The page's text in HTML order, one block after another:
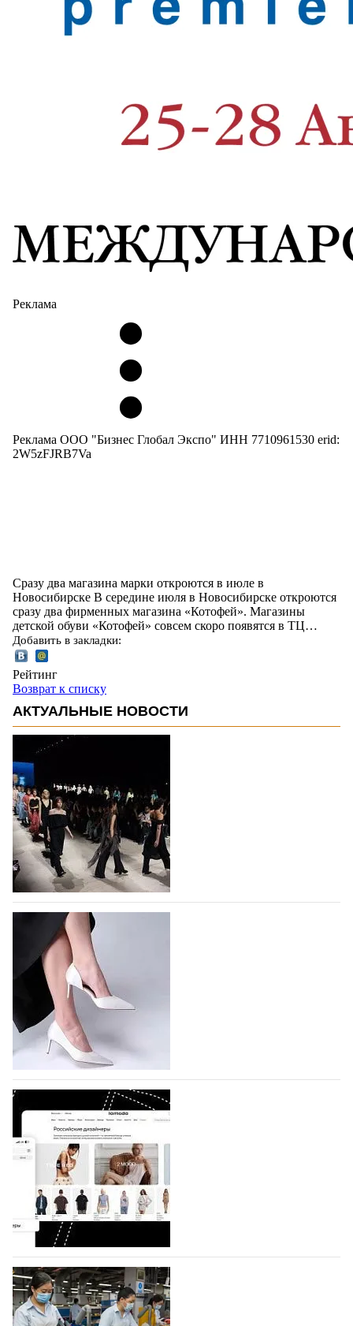
Реклама
Реклама ООО "Бизнес Глобал Экспо" ИНН 7710961530 erid:
2W5zFJRB7Va
Сразу два магазина марки откроются в июле в
Новосибирске В середине июля в Новосибирске откроются
сразу два фирменных магазина «Котофей». Магазины
детской обуви «Котофей» совсем скоро появятся в ТЦ…
Добавить в закладки:
Рейтинг
Возврат к списку
АКТУАЛЬНЫЕ НОВОСТИ
На участие в Московской неделе моды
подано 1047 заявок
На участие в седьмой Московской неделе моды,
которая пройдет в российской столице с 26 сентября
по 1 октября, уже подано 1047 заявок. Примерно
половину из них (494) прислали дизайнеры,
коллекции которых не были представлены в…
07.08.2026 505
BALLINA представит свои новинки на Euro
Shoes
Компания BALLINA Guangzhou Lihuang Footwear
Co., Ltd., основанная в 2011 году и расположенная в
Гуанчжоу, столице моды Китая, является
профессиональной обувной компанией,
объединяющей разработку, производство и…
07.08.2026 361
На платформе Lamoda - новый раздел и
условия продвижения локальных
дизайнерских марок